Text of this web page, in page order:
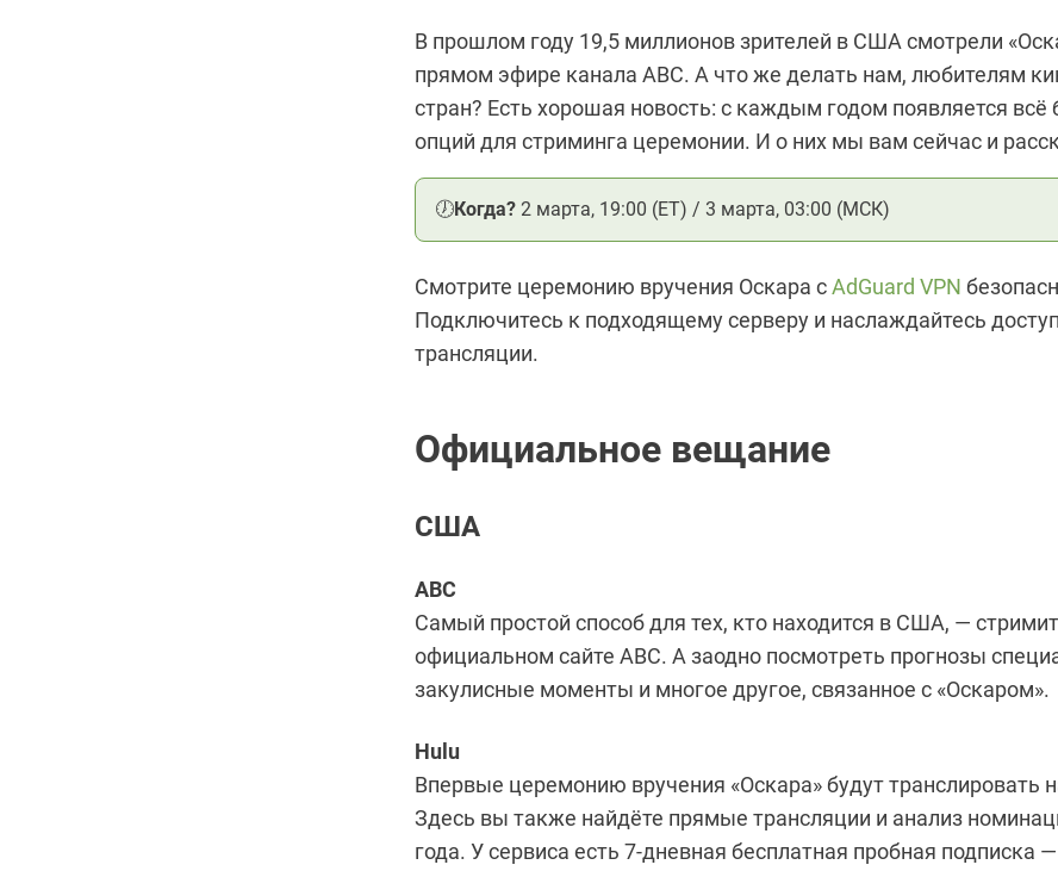
В прошлом году 19,5 миллионов зрителей в США смотрели
прямом эфире канала ABC. А что же делать нам, любителям
стран? Есть хорошая новость: с каждым годом появляется всё
опций для стриминга церемонии. И о них мы вам сейчас и
🕖Когда? 2 марта, 19:00 (ET) / 3 марта, 03:00 (МСК)
Смотрите церемонию вручения Оскара сAdGuard VPN
Подключитесь к подходящему серверу и наслаждайтесь
трансляции.
Официальное вещание
США
ABC
Самый простой способ для тех, кто находится в США, —
официальном сайте ABC. А заодно посмотреть прогнозы
закулисные моменты и многое другое, связанное с «Оскаром».
Hulu
Впервые церемонию вручения «Оскара» будут транслировать
Здесь вы также найдёте прямые трансляции и анализ
года. У сервиса есть 7-дневная бесплатная пробная подписка